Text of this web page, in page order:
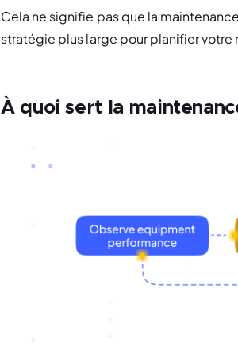
Cela ne signifie pas que la
stratégie plus large pour planifier votre
À quoi sert la